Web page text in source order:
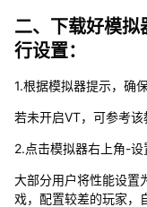
二、下载好模拟
行设置：
1.根据模拟器提示，确
若未开启VT，可参考该
2.点击模拟器右上角-设
大部分用户将性能设置
戏，配置较差的玩家，